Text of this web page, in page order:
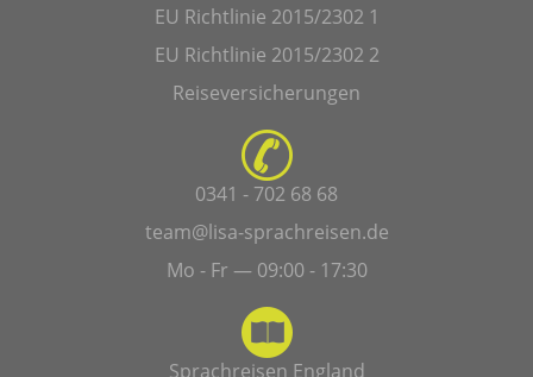
EU Richtlinie 2015/2302 1
EU Richtlinie 2015/2302 2
Reiseversicherungen
0341 - 702 68 68
team@lisa-sprachreisen.de
Mo - Fr — 09:00 - 17:30
Sprachreisen England